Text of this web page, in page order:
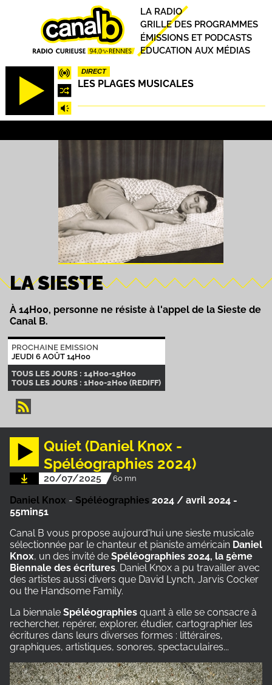
DIRECT
LES PLAGES MUSICALES
Principal
LA RADIO
GRILLE DES PROGRAMMES
ÉMISSIONS ET PODCASTS
EDUCATION AUX MÉDIAS
LA SIESTE
À 14H00, personne ne résiste à l'appel de la Sieste de
Canal B.
PROCHAINE EMISSION
JEUDI 6 AOÛT 14H00
TOUS LES JOURS : 14H00-15H00
TOUS LES JOURS : 1H00-2H00 (REDIFF)
Quiet (Daniel Knox -
Spéléographies 2024)
20/07/2025 60 mn
Daniel Knox - Spéléographies 2024 / avril 2024 -
55min51
Canal B vous propose aujourd'hui une sieste musicale
sélectionnée par le chanteur et pianiste américain Daniel
Knox, un des invité de Spéléographies 2024, la 5ème
Biennale des écritures. Daniel Knox a pu travailler avec
des artistes aussi divers que David Lynch, Jarvis Cocker
ou the Handsome Family.
La biennale Spéléographies quant à elle se consacre à
rechercher, repérer, explorer, étudier, cartographier les
écritures dans leurs diverses formes : littéraires,
graphiques, artistiques, sonores, spectaculaires...